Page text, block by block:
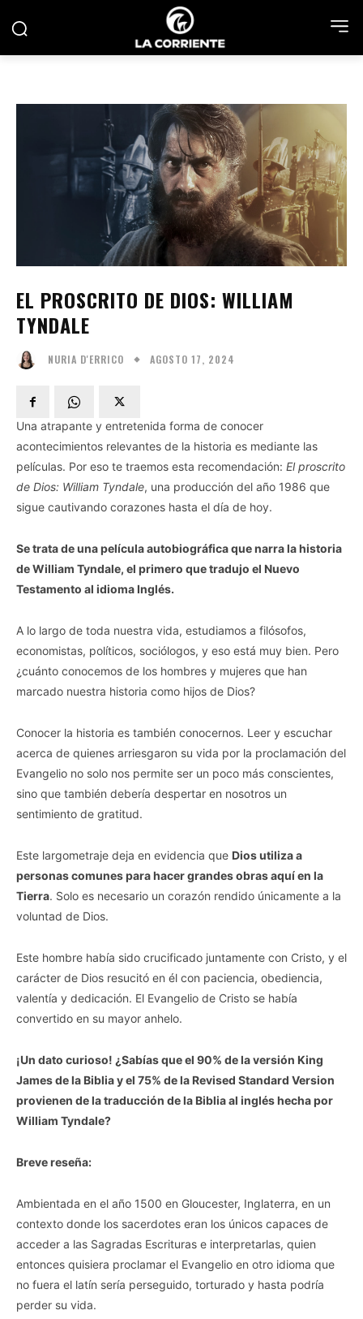
EL PROSCRITO DE DIOS: WILLIAM
TYNDALE
NURIA D'ERRICO AGOSTO 17, 2024
Una atrapante y entretenida forma de conocer
acontecimientos relevantes de la historia es mediante las
películas. Por eso te traemos esta recomendación: El proscrito
de Dios: William Tyndale, una producción del año 1986 que
sigue cautivando corazones hasta el día de hoy.
Se trata de una película autobiográfica que narra la historia
de William Tyndale, el primero que tradujo el Nuevo
Testamento al idioma Inglés.
A lo largo de toda nuestra vida, estudiamos a filósofos,
economistas, políticos, sociólogos, y eso está muy bien. Pero
¿cuánto conocemos de los hombres y mujeres que han
marcado nuestra historia como hijos de Dios?
Conocer la historia es también conocernos. Leer y escuchar
acerca de quienes arriesgaron su vida por la proclamación del
Evangelio no solo nos permite ser un poco más conscientes,
sino que también debería despertar en nosotros un
sentimiento de gratitud.
Este largometraje deja en evidencia que Dios utiliza a
personas comunes para hacer grandes obras aquí en la
Tierra. Solo es necesario un corazón rendido únicamente a la
voluntad de Dios.
Este hombre había sido crucificado juntamente con Cristo, y el
carácter de Dios resucitó en él con paciencia, obediencia,
valentía y dedicación. El Evangelio de Cristo se había
convertido en su mayor anhelo.
¡Un dato curioso! ¿Sabías que el 90% de la versión King
James de la Biblia y el 75% de la Revised Standard Version
provienen de la traducción de la Biblia al inglés hecha por
William Tyndale?
Breve reseña:
Ambientada en el año 1500 en Gloucester, Inglaterra, en un
contexto donde los sacerdotes eran los únicos capaces de
acceder a las Sagradas Escrituras e interpretarlas, quien
entonces quisiera proclamar el Evangelio en otro idioma que
no fuera el latín sería perseguido, torturado y hasta podría
perder su vida.